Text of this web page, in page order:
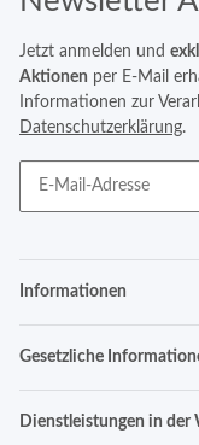
Jetzt anmelden und
Aktionen per E-Mail
Informationen zur
Datenschutzerklärung.
Informationen
Gesetzliche
Dienstleistungen in der